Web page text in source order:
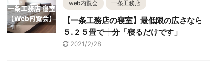
web内覧会 一条工務店
【一条工務店の寝室】最低限の広さなら
５.２５畳で十分「寝るだけです」
2021/2/28